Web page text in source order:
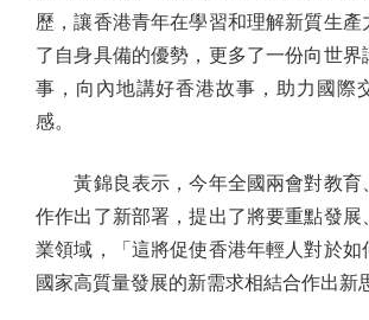
歷，讓香港青年在學習和理解新質生產
了自身具備的優勢，更多了一份向世界
事，向內地講好香港故事，助力國際
感。
黃錦良表示，今年全國兩會對教育
作作出了新部署，提出了將要重點發展
業領域，「這將促使香港年輕人對於如
國家高質量發展的新需求相結合作出新